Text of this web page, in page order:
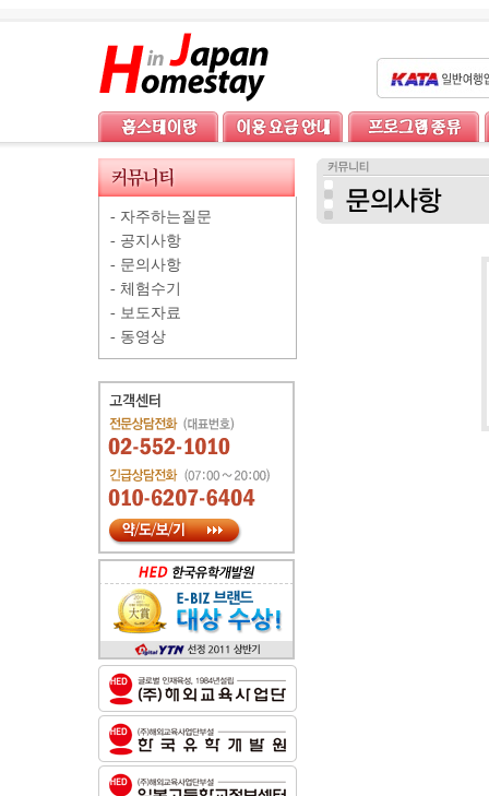
- 자주하는질문
- 공지사항
- 문의사항
- 체험수기
- 보도자료
- 동영상